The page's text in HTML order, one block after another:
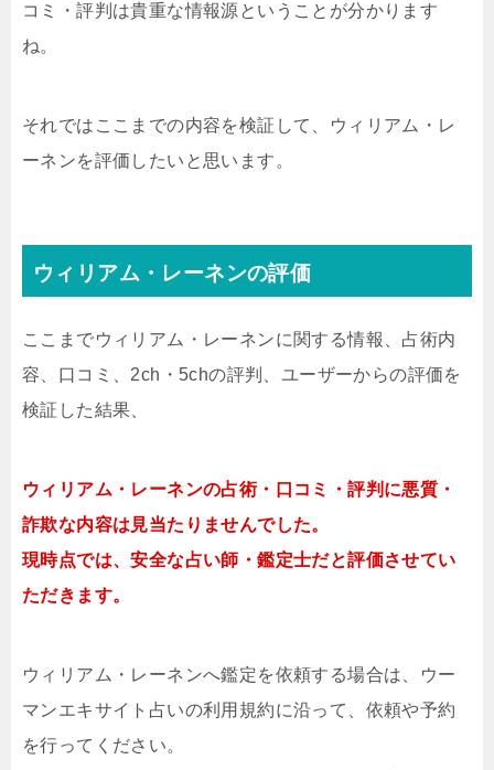
コミ・評判は貴重な情報源ということが分かります
ね。
それではここまでの内容を検証して、ウィリアム・レ
ーネンを評価したいと思います。
ウィリアム・レーネンの評価
ここまでウィリアム・レーネンに関する情報、占術内
容、口コミ、2ch・5chの評判、ユーザーからの評価を
検証した結果、
ウィリアム・レーネンの占術・口コミ・評判に悪質・
詐欺な内容は見当たりませんでした。
現時点では、安全な占い師・鑑定士だと評価させてい
ただきます。
ウィリアム・レーネンへ鑑定を依頼する場合は、ウー
マンエキサイト占いの利用規約に沿って、依頼や予約
を行ってください。